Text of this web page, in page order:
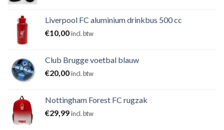
Liverpool FC aluminium drinkbus 500 cc
€10,00incl. btw
Club Brugge voetbal blauw
€20,00incl. btw
Nottingham Forest FC rugzak
€29,99incl. btw